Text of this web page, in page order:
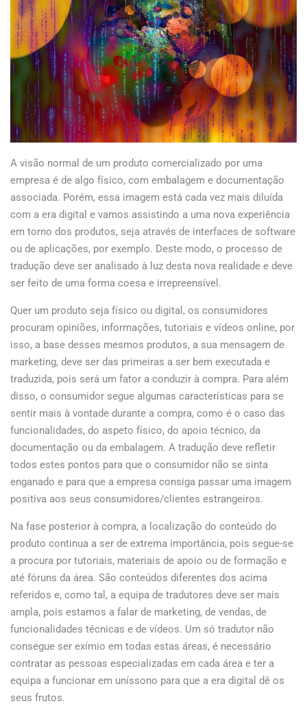
A visão normal de um produto comercializado por uma
empresa é de algo físico, com embalagem e documentação
associada. Porém, essa imagem está cada vez mais diluída
com a era digital e vamos assistindo a uma nova experiência
em torno dos produtos, seja através de interfaces de software
ou de aplicações, por exemplo. Deste modo, o processo de
tradução deve ser analisado à luz desta nova realidade e deve
ser feito de uma forma coesa e irrepreensível.
Quer um produto seja físico ou digital, os consumidores
procuram opiniões, informações, tutoriais e vídeos online, por
isso, a base desses mesmos produtos, a sua mensagem de
marketing, deve ser das primeiras a ser bem executada e
traduzida, pois será um fator a conduzir à compra. Para além
disso, o consumidor segue algumas características para se
sentir mais à vontade durante a compra, como é o caso das
funcionalidades, do aspeto físico, do apoio técnico, da
documentação ou da embalagem. A tradução deve refletir
todos estes pontos para que o consumidor não se sinta
enganado e para que a empresa consiga passar uma imagem
positiva aos seus consumidores/clientes estrangeiros.
Na fase posterior à compra, a localização do conteúdo do
produto continua a ser de extrema importância, pois segue-se
a procura por tutoriais, materiais de apoio ou de formação e
até fóruns da área. São conteúdos diferentes dos acima
referidos e, como tal, a equipa de tradutores deve ser mais
ampla, pois estamos a falar de marketing, de vendas, de
funcionalidades técnicas e de vídeos. Um só tradutor não
consegue ser exímio em todas estas áreas, é necessário
contratar as pessoas especializadas em cada área e ter a
equipa a funcionar em uníssono para que a era digital dê os
seus frutos.